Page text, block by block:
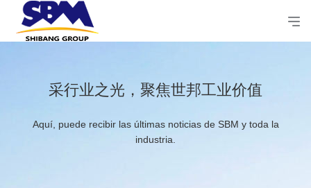
采行业之光，聚焦世邦工业价值
Aquí, puede recibir las últimas noticias de SBM y toda la
industria.